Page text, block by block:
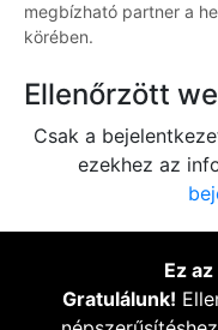
megbízható partner a
körében.
Ellenőrzött
Csak a
ezekhez az
Ez
Gratulálunk!